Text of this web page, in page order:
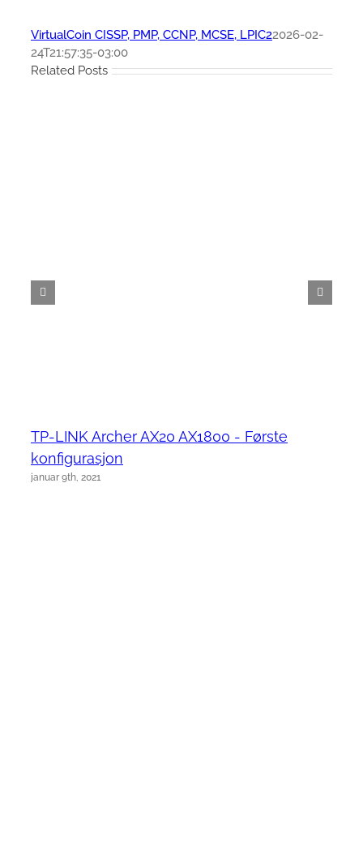
VirtualCoin CISSP, PMP, CCNP, MCSE, LPIC22026-02-
24T21:57:35-03:00
Related Posts
TP-LINK Archer AX20 AX1800 - Første
konfigurasjon
januar 9th, 2021